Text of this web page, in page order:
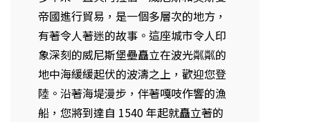
帝國進行貿易，是一個多層次的地方，
有著令人著迷的故事。這座城市令人印
象深刻的威尼斯堡壘矗立在波光粼粼的
地中海緩緩起伏的波濤之上，歡迎您登
陸。沿著海堤漫步，伴著嘎吱作響的漁
船，您將到達自 1540 年起就矗立著的